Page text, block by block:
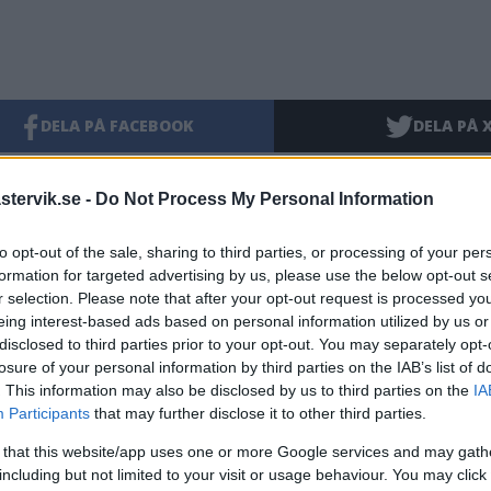
- Do Not Process My Personal Information
opt-out of the sale, sharing to third parties, or processing of your
for targeted advertising by us, please use the below opt-out
selection. Please note that after your opt-out request is processed
interest-based ads based on personal information utilized by us
to third parties prior to your opt-out. You may separately
of your personal information by third parties on the IAB’s list of
This information may also be disclosed by us to third parties on the
Participants that may further disclose it to other third parties.
that this website/app uses one or more Google services and may
but not limited to your visit or usage behaviour. You may
DELA PÅ FACEBOOK DELA PÅ
inlägg
en kostnad för att vaccinera sig mot covid-19
kvar på kontot – fortsatt gratis att ta covidvaccinet
har vaccinerat sig under drop in-veckan
kraftsamlar – blir drop-in-vaccinationer i hela länet
sju av tio i länet har fått en tredje dos – fler erbjuds fjärde dos